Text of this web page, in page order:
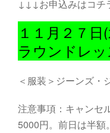
↓↓↓お申込みはコ
１１月２７
ラウンドレ
＜服装＞ジーンズ・
注意事項：キャンセ
5000円。前日は半